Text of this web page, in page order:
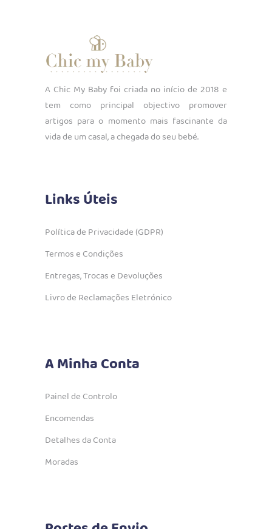
A Chic My Baby foi criada no início de 2018 e
tem como principal objectivo promover
artigos para o momento mais fascinante da
vida de um casal, a chegada do seu bebé.
Links Úteis
Política de Privacidade (GDPR)
Termos e Condições
Entregas, Trocas e Devoluções
Livro de Reclamações Eletrónico
A Minha Conta
Painel de Controlo
Encomendas
Detalhes da Conta
Moradas